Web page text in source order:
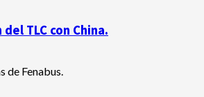
TLC con China.